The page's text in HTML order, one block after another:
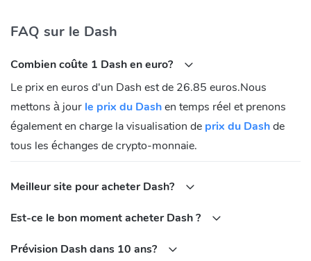
Qu’est-ce que le Dash ($DASH) ?
Le Dash ($DASH) est un projet de crypto-monnaie qui a été lancé
en 2014 par Evan Duffield, sous le nom de XCoin, puis rebaptisé
Darkcoin, avant de prendre son nom actuel en 2015. Le Dash
($DASH) se présente comme une version améliorée du Bitcoin
($BTC), en offrant des solutions de rapidité, de sécurité et de
confidentialité. Le Dash ($DASH) utilise un système de
de participer aux décisions du réseau, comme le choix des
est un token qui fonctionne sur le réseau Dash, et qui est
compatible avec les portefeuilles et les plateformes d’échange qui
FAQ sur le Dash
Combien coûte 1 Dash en euro?
Le prix en euros d'un Dash est de 26.85 euros.Nous
mettons à jour le prix du Dashen temps réel et prenons
également en charge la visualisation de prix du Dashde
tous les échanges de crypto-monnaie.
Meilleur site pour acheter Dash?
Est-ce le bon moment acheter Dash ?
Prévision Dash dans 10 ans?